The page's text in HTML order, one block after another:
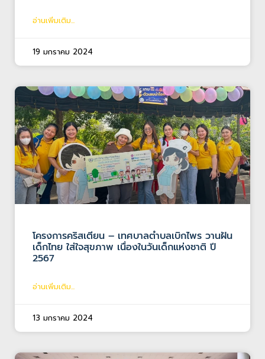
อ่านเพิ่มเติม...
19 มกราคม 2024
โครงการคริสเตียน – เทศบาลตำบลเบิกไพร วานฝัน
เด็กไทย ใส่ใจสุขภาพ เนื่องในวันเด็กแห่งชาติ ปี
2567
อ่านเพิ่มเติม...
13 มกราคม 2024